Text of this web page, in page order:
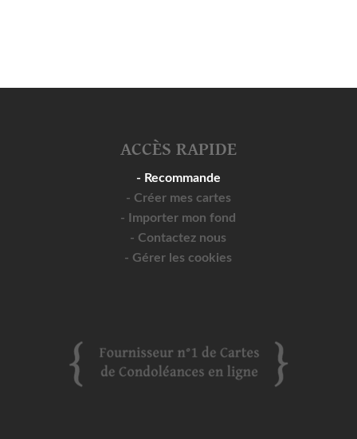
ACCÈS RAPIDE
- Recommande
- Créer mes cartes
- Importer mon fond
- Contactez nous
- Gérer les cookies